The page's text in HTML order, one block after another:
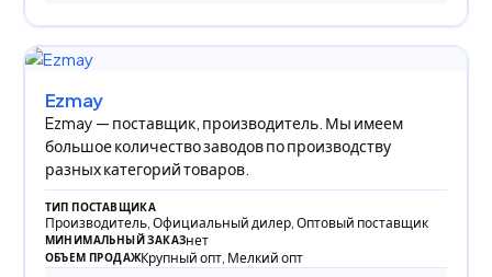
Ezmay
Ezmay — поставщик, производитель. Мы имеем
большое количество заводов по производству
разных категорий товаров.
ТИП ПОСТАВЩИКА
Производитель, Официальный дилер, Оптовый поставщик
МИНИМАЛЬНЫЙ ЗАКАЗнет
ОБЪЕМ ПРОДАЖКрупный опт, Мелкий опт